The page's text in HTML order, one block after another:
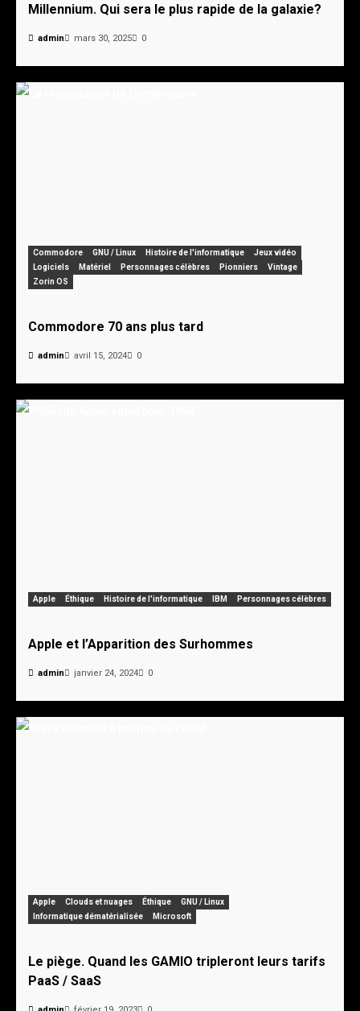
Millennium. Qui sera le plus rapide de la galaxie?
admin mars 30, 2025 0
Commodore GNU / Linux Histoire de l'informatique
Jeux vidéo
Logiciels
Matériel Personnages célèbres Pionniers
Vintage
Zorin OS
Commodore 70 ans plus tard
admin avril 15, 2024 0
Apple Éthique Histoire de l'informatique IBM Personnages célèbres
Apple et l’Apparition des Surhommes
admin janvier 24, 2024 0
Apple Clouds et nuages Éthique
GNU / Linux
Informatique dématérialisée
Microsoft
Le piège. Quand les GAMIO tripleront leurs tarifs
PaaS / SaaS